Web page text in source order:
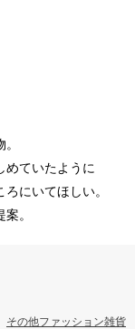
めていたように
にいてほしい。
。
その他ファッション雑貨